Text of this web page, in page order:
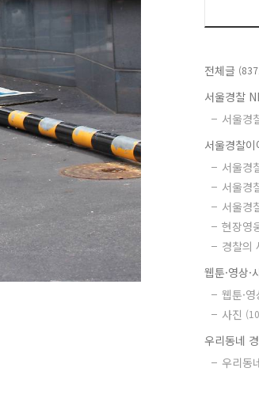
전체글
서울경찰
서울경
서울경찰이
서울경
서울경
서울경
현장영
경찰의
웹툰·영상·
웹툰·영
사진
우리동네
우리동